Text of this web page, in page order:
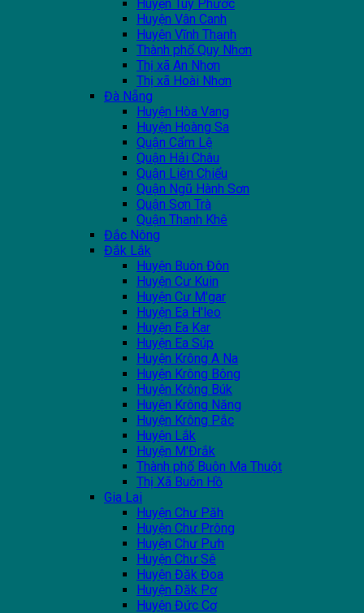
Huyện Tuy Phước
Huyện Vân Canh
Huyện Vĩnh Thạnh
Thành phố Quy Nhơn
Thị xã An Nhơn
Thị xã Hoài Nhơn
Đà Nẵng
Huyện Hòa Vang
Huyện Hoàng Sa
Quận Cẩm Lệ
Quận Hải Châu
Quận Liên Chiểu
Quận Ngũ Hành Sơn
Quận Sơn Trà
Quận Thanh Khê
Đắc Nông
Đắk Lắk
Huyện Buôn Đôn
Huyện Cư Kuin
Huyện Cư M'gar
Huyện Ea H'leo
Huyện Ea Kar
Huyện Ea Súp
Huyện Krông A Na
Huyện Krông Bông
Huyện Krông Búk
Huyện Krông Năng
Huyện Krông Pắc
Huyện Lắk
Huyện M'Đrắk
Thành phố Buôn Ma Thuột
Thị Xã Buôn Hồ
Gia Lai
Huyện Chư Păh
Huyện Chư Prông
Huyện Chư Pưh
Huyện Chư Sê
Huyện Đăk Đoa
Huyện Đăk Pơ
Huyện Đức Cơ